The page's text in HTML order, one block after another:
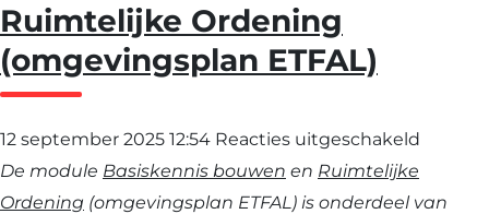
Ruimtelijke Ordening
(omgevingsplan ETFAL)
12 september 2025 12:54 Reacties uitgeschakeld
De module Basiskennis bouwen en Ruimtelijke
Ordening (omgevingsplan ETFAL) is onderdeel van